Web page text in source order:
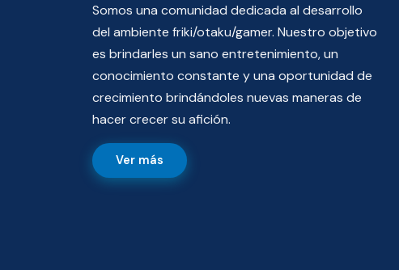
Somos una comunidad dedicada al desarrollo
del ambiente friki/otaku/gamer. Nuestro objetivo
es brindarles un sano entretenimiento, un
conocimiento constante y una oportunidad de
crecimiento brindándoles nuevas maneras de
hacer crecer su afición.
Ver más